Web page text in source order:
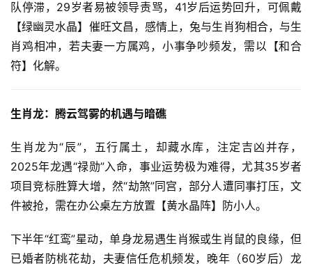
队停滞，29岁者易被领导责骂，41岁后运势回升，可佩戴
【绿幽灵水晶】催旺文昌，感情上，兔与生肖狗相合，与生
肖鸡相冲，若夫妻一方属鸡，小事争吵频发，需以【和合
符】化解。
生肖龙：腾云驾雾的机遇与暗礁
生肖龙为“辰”，五行属土，却藏水库，注定吉凶并存，
2025年龙遇“禄勋”入命，事业运势极为难得，尤其35岁者
项目竞标胜算大增，然“劫煞”同宫，部分人遭同事打压，文
件被抢，需在办公桌左方放置【黄水晶阵】防小人。
下半年“红鸾”星动，单身龙易遇生肖猴或生肖鼠的良缘，但
已婚者防桃花劫，夫妻信任危机频发，晚年（60岁后）龙